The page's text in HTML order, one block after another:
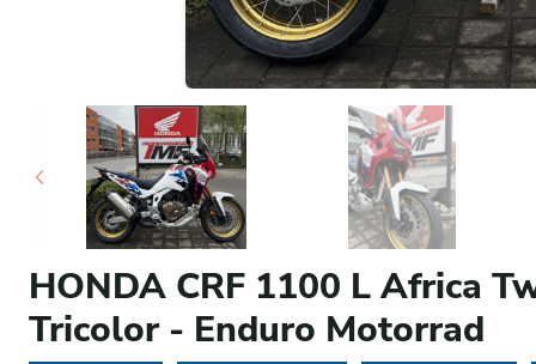
HONDA CRF 1100 L Africa
Tricolor - Enduro Motorrad